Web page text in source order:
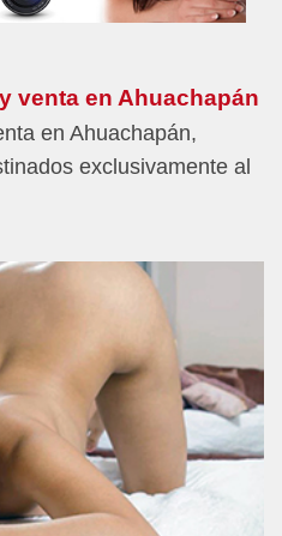
venta en Ahuachapán
en Ahuachapán,
exclusivamente al